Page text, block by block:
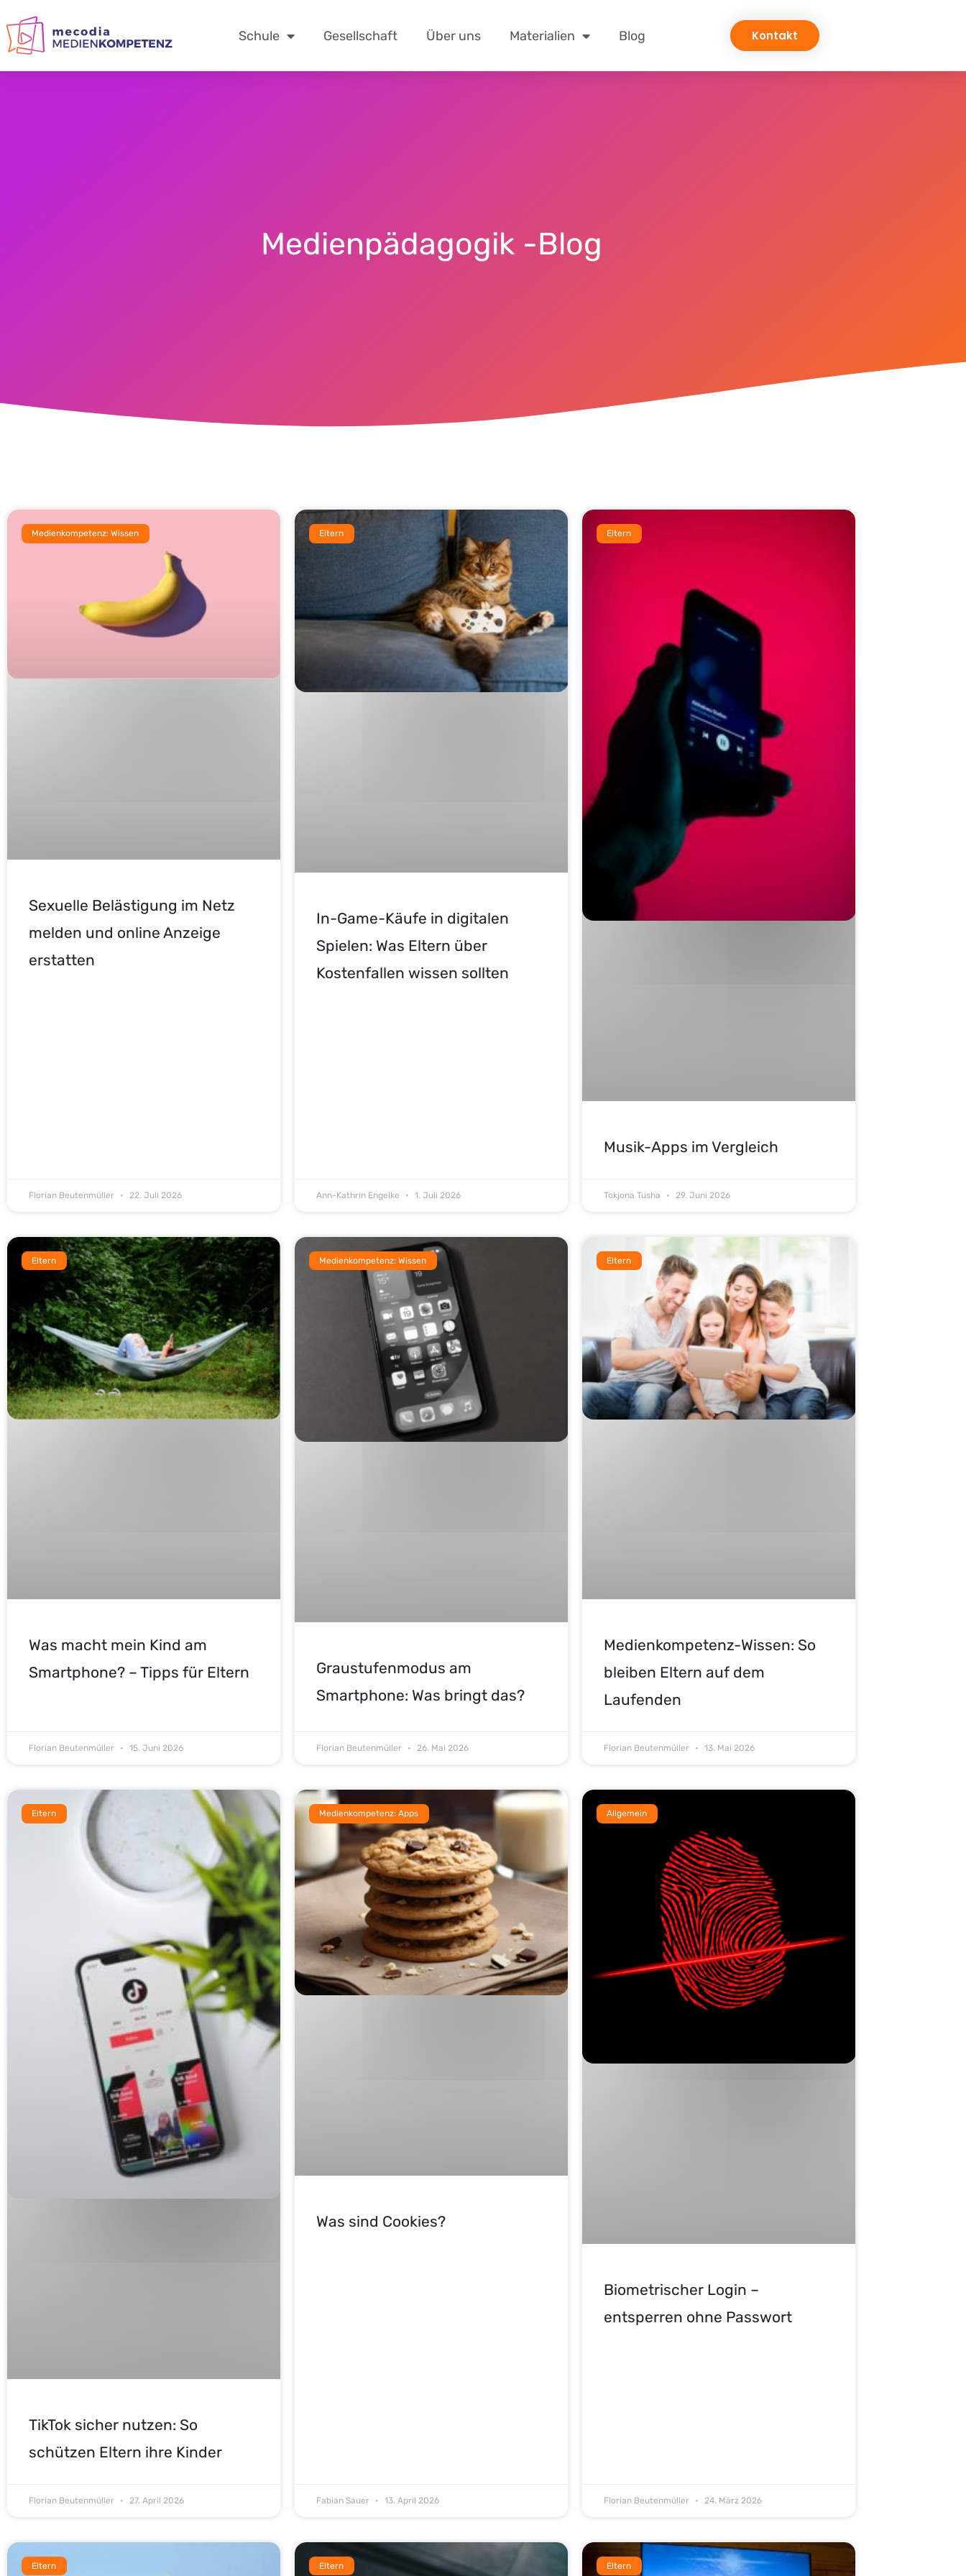
Inhalt
springen
Schule Gesellschaft Über uns Materialien Blog Kontakt
Medien­pädagogik -Blog
Medienkompetenz: Wissen
Sexuelle Belästigung im Netz
melden und online Anzeige
erstatten
Florian Beutenmüller 22. Juli 2026
Eltern
In-Game-Käufe in digitalen
Spielen: Was Eltern über
Kostenfallen wissen sollten
Ann-Kathrin Engelke 1. Juli 2026
Eltern
Musik-Apps im Vergleich
Tokjona Tusha 29. Juni 2026
Eltern
Was macht mein Kind am
Smartphone? – Tipps für Eltern
Florian Beutenmüller 15. Juni 2026
Medienkompetenz: Wissen
Graustufenmodus am
Smartphone: Was bringt das?
Florian Beutenmüller 26. Mai 2026
Eltern
Medienkompetenz-Wissen: So
bleiben Eltern auf dem
Laufenden
Florian Beutenmüller 13. Mai 2026
Eltern
TikTok sicher nutzen: So
schützen Eltern ihre Kinder
Florian Beutenmüller 27. April 2026
Medienkompetenz: Apps
Was sind Cookies?
Fabian Sauer 13. April 2026
Allgemein
Biometrischer Login –
entsperren ohne Passwort
Florian Beutenmüller 24. März 2026
Eltern Eltern Eltern